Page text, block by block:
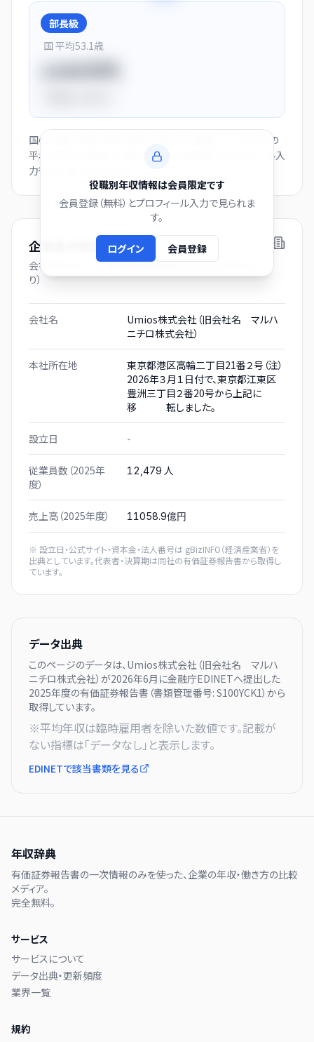
部長級
国 平均53.1歳
役職別年収情報は会員限定です
会員登録（無料）とプロフィール入力で見られま
す。
ログイン 会員登録
国の役職別賃金（部長・課長・係長・非役職者）と、この会社の
平均年収から逆算した推計値です。会員登録とプロフィール入
力後にご覧いただけます。
企業基本情報
会社プロフィール（有価証券報告書および gBizINFO よ
り）
会社名
Umios株式会社（旧会社名 マルハ
ニチロ株式会社）
本社所在地
東京都港区高輪二丁目21番２号（注）
2026年３月１日付で、東京都江東区
豊洲三丁目２番20号から上記に
移 転しました。
設立日 -
従業員数（2025年
度）
12,479 人
売上高（2025年度） 11058.9億円
※ 設立日・公式サイト・資本金・法人番号は gBizINFO（経済産業省）を
出典としています。代表者・決算期は同社の有価証券報告書から取得し
ています。
データ出典
このページのデータは、Umios株式会社（旧会社名 マルハ
ニチロ株式会社） が2026年6月に金融庁EDINETへ提出した
2025年度の有価証券報告書（書類管理番号: S100YCK1）から
取得しています。
※平均年収は臨時雇用者を除いた数値です。記載が
ない指標は「データなし」と表示します。
EDINETで該当書類を見る
年収辞典
有価証券報告書の一次情報のみを使った、企業の年収・働き方の比較
メディア。
完全無料。
サービス
サービスについて
データ出典・更新頻度
業界一覧
規約